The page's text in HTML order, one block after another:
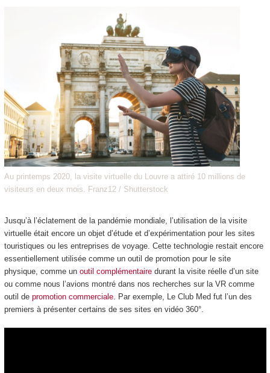
Au printemps 2020, la visite virtuelle du Louvre a attiré 10 millions de
visiteurs en deux mois. Franz12 / Shutterstock
Jusqu’à l’éclatement de la pandémie mondiale, l’utilisation de la visite
virtuelle était encore un objet d’étude et d’expérimentation pour les sites
touristiques ou les entreprises de voyage. Cette technologie restait encore
essentiellement utilisée comme un outil de promotion pour le site
physique, comme un outil complémentairedurant la visite réelle d’un site
ou comme nous l’avions montré dans nos recherches sur la VR comme
outil de promotion commerciale. Par exemple, Le Club Med fut l’un des
premiers à présenter certains de ses sites en vidéo 360°.